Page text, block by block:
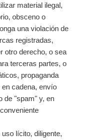
material ilegal,
obsceno o
una violación de
registradas,
otro derecho, o sea
terceras partes, o
propaganda
cadena, envío
de "spam" y, en
lícito, diligente,